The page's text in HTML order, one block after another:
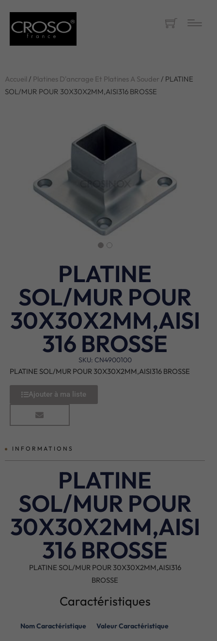
Accueil / Platines D'ancrage Et Platines A Souder/ PLATINE
SOL/MUR POUR 30X30X2MM,AISI316 BROSSE
PLATINE
SOL/MUR POUR
30X30X2MM,AISI
316 BROSSE
SKU: CN4900100
PLATINE SOL/MUR POUR 30X30X2MM,AISI316 BROSSE
Ajouter à ma liste
INFORMATIONS
PLATINE
SOL/MUR POUR
30X30X2MM,AISI
316 BROSSE
PLATINE SOL/MUR POUR 30X30X2MM,AISI316
BROSSE
Caractéristiques
Nom Caractéristique Valeur Caractéristique